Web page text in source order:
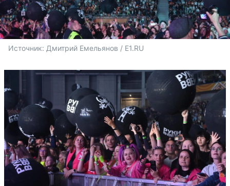
Источник: Дмитрий Емельянов / E1.RU